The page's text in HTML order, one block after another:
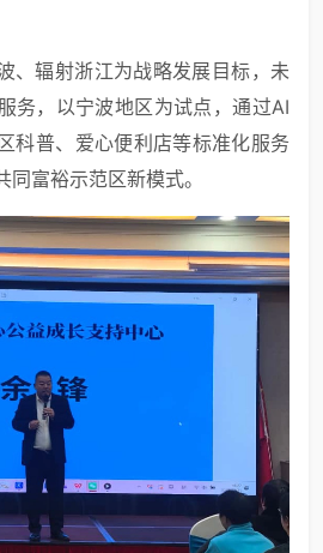
、辐射浙江为战略发展目标，未
务，以宁波地区为试点，通过AI
科普、爱心便利店等标准化服务
富裕示范区新模式。